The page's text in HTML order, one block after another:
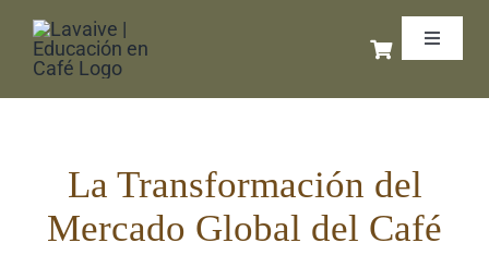
Saltar
Toggle
Inicio
Cursos
La Transformación del
Mercado Global del Café